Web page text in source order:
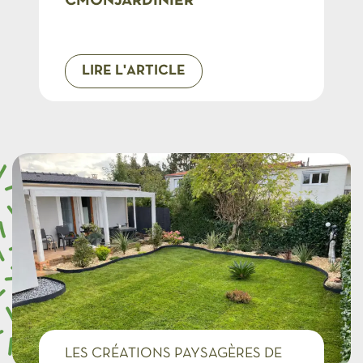
LIRE L'ARTICLE
LES CRÉATIONS PAYSAGÈRES DE